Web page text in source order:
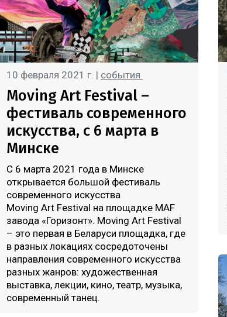
10 февраля 2021 г. | события
Moving Art Festival –
фестиваль современного
искусства, c 6 марта в
Минске
С 6 марта 2021 года в Минске
открывается большой фестиваль
современного искусства
Moving Art Festival на площадке MAF
завода «Горизонт». Moving Art Festival
– это первая в Беларуси площадка, где
в разных локациях сосредоточены
направления современного искусства
разных жанров: художественная
выставка, лекции, кино, театр, музыка,
современный танец.